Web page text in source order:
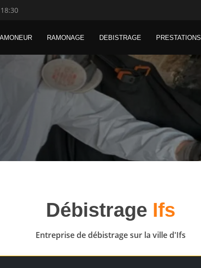
RAMONAGE DEBISTRAGE PRESTATIONS
Débistrage Ifs
Entreprise de débistrage sur la ville d'Ifs